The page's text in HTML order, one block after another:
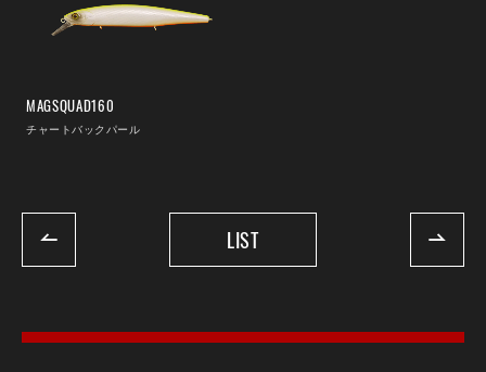
MAGSQUAD160
チャートバックパール
LIST